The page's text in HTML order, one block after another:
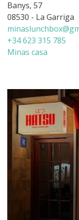
Banys, 57
08530 - La Garriga
+34 623 315 785
Minas casa